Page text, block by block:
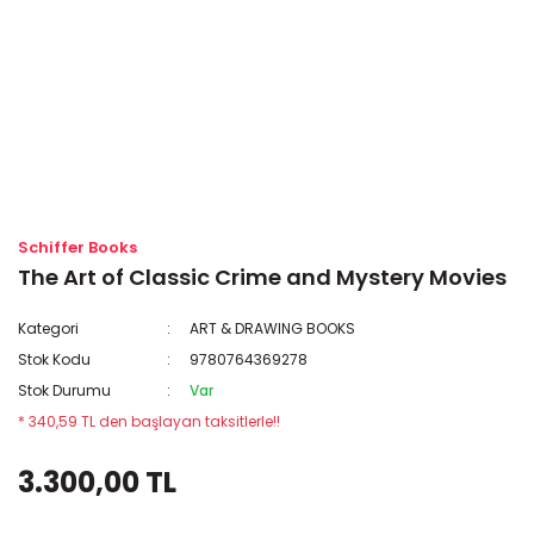
Schiffer Books
The Art of Classic Crime and Mystery Movies
Kategori
ART & DRAWING BOOKS
Stok Kodu
9780764369278
Stok Durumu
Var
* 340,59 TL den başlayan taksitlerle!!
3.300,00 TL